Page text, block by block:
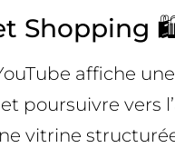
Shopping
affiche
vers
vitrine